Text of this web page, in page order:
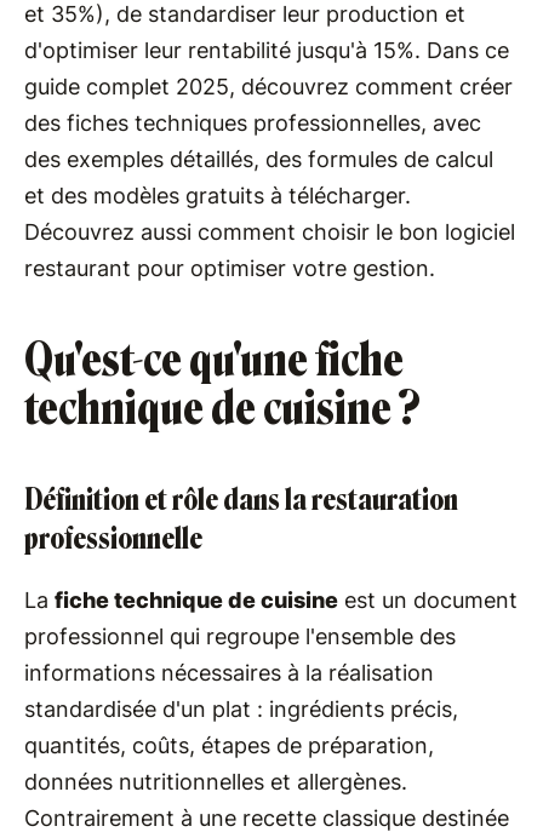
et 35%), de standardiser leur production et
d'optimiser leur rentabilité jusqu'à 15%. Dans ce
guide complet 2025, découvrez comment créer
des fiches techniques professionnelles, avec
des exemples détaillés, des formules de calcul
et des modèles gratuits à télécharger.
Découvrez aussi comment choisir le bon logiciel
restaurant pour optimiser votre gestion.
Qu'est-ce qu'une fiche
technique de cuisine ?
Définition et rôle dans la restauration
professionnelle
La fiche technique de cuisine est un document
professionnel qui regroupe l'ensemble des
informations nécessaires à la réalisation
standardisée d'un plat : ingrédients précis,
quantités, coûts, étapes de préparation,
données nutritionnelles et allergènes.
Contrairement à une recette classique destinée